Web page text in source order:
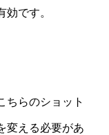
です。
ちらのショット
変える必要があ